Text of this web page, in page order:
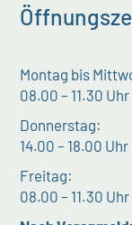
Montag bis
08.00 – 11.30
Donnerstag:
14.00 – 18.00 Uhr
Freitag:
08.00 – 11.30